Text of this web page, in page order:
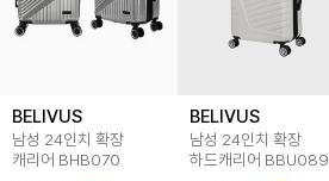
BELIVUS
남성 24인치 확장
캐리어 BHB070
BELIVUS
남성 24인치 확장
하드캐리어 BBU089